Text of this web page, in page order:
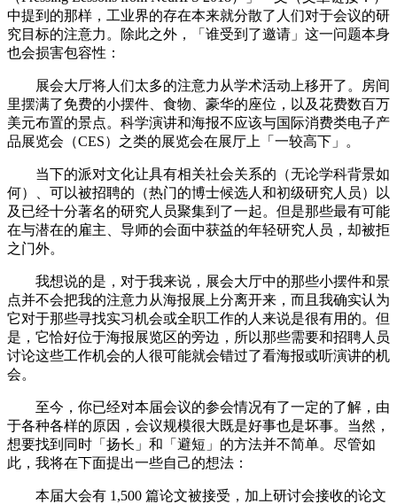
中提到的那样，工业界的存在本来就分散了人们对于会议的研
究目标的注意力。除此之外，「谁受到了邀请」这一问题本身
也会损害包容性：
展会大厅将人们太多的注意力从学术活动上移开了。房间
里摆满了免费的小摆件、食物、豪华的座位，以及花费数百万
美元布置的景点。科学演讲和海报不应该与国际消费类电子产
品展览会（CES）之类的展览会在展厅上「一较高下」。
当下的派对文化让具有相关社会关系的（无论学科背景如
何）、可以被招聘的（热门的博士候选人和初级研究人员）以
及已经十分著名的研究人员聚集到了一起。但是那些最有可能
在与潜在的雇主、导师的会面中获益的年轻研究人员，却被拒
之门外。
我想说的是，对于我来说，展会大厅中的那些小摆件和景
点并不会把我的注意力从海报展上分离开来，而且我确实认为
它对于那些寻找实习机会或全职工作的人来说是很有用的。但
是，它恰好位于海报展览区的旁边，所以那些需要和招聘人员
讨论这些工作机会的人很可能就会错过了看海报或听演讲的机
会。
至今，你已经对本届会议的参会情况有了一定的了解，由
于各种各样的原因，会议规模很大既是好事也是坏事。当然，
想要找到同时「扬长」和「避短」的方法并不简单。尽管如
此，我将在下面提出一些自己的想法：
本届大会有 1,500 篇论文被接受，加上研讨会接收的论文